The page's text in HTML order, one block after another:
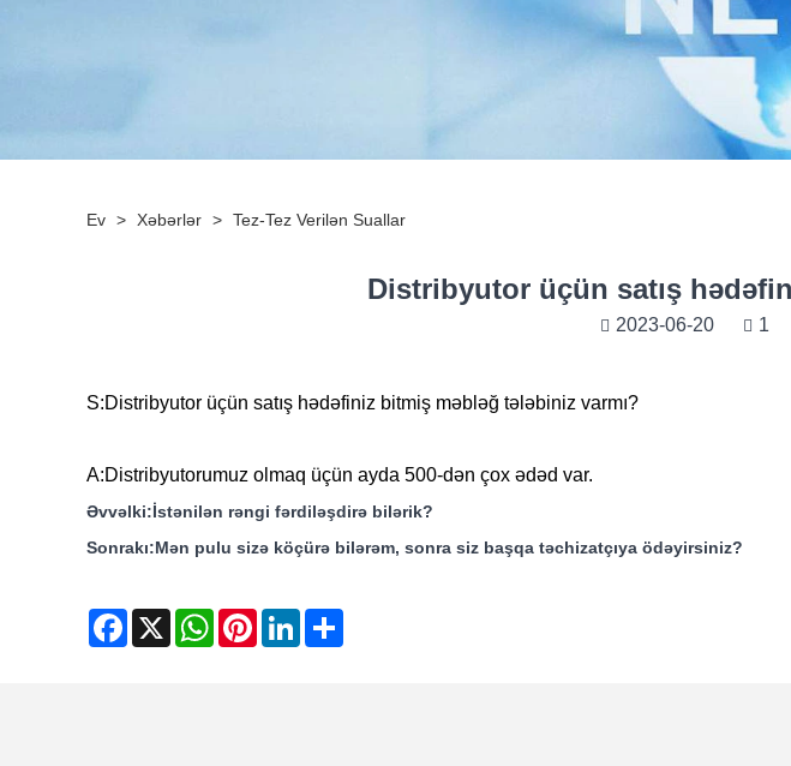
Ev > Xəbərlər > Tez-Tez Verilən Suallar
Distribyutor üçün satış
2023-06-20 1
S:Distribyutor üçün satış hədəfiniz bitmiş məbləğ tələbiniz varmı?
A:Distribyutorumuz olmaq üçün ayda 500-dən çox ədəd var.
Əvvəlki:İstənilən rəngi fərdiləşdirə bilərik?
Sonrakı:Mən pulu sizə köçürə bilərəm, sonra siz başqa təchizatçıya ödəyirsiniz?
Facebook
X WhatsAppPinterestLinkedIn